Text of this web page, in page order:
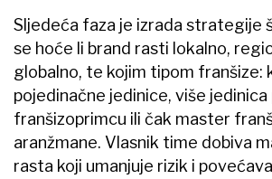
Sljedeća faza je izrada strategije
se hoće li brand rasti lokalno,
globalno, te kojim tipom franšize:
pojedinačne jedinice, više jedinica
franšizoprimcu ili čak master
aranžmane. Vlasnik time dobiva
rasta koji umanjuje rizik i